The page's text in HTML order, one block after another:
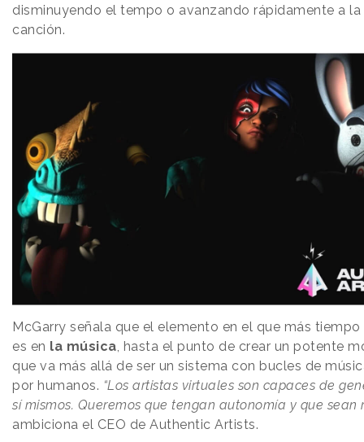
disminuyendo el tempo o avanzando rápidamente a
canción.
McGarry señala que el elemento en el que más
es en la música, hasta el punto de crear un potente
que va más allá de ser un sistema con bucles de
por humanos. “Los artistas virtuales son capaces de
sí mismos. Queremos que tengan autonomía y que sean
ambiciona el CEO de Authentic Artists.